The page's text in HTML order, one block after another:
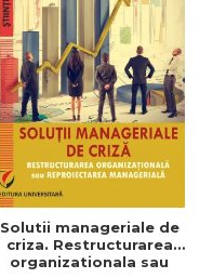
Solutii manageriale de
criza. Restructurarea
organizationala sau